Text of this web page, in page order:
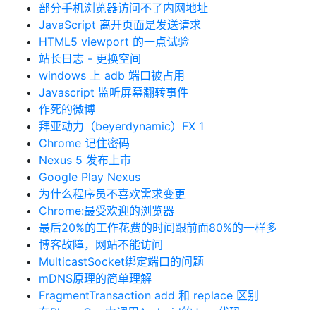
部分手机浏览器访问不了内网地址
JavaScript 离开页面是发送请求
HTML5 viewport 的一点试验
站长日志 - 更换空间
windows 上 adb 端口被占用
Javascript 监听屏幕翻转事件
作死的微博
拜亚动力（beyerdynamic）FX 1
Chrome 记住密码
Nexus 5 发布上市
Google Play Nexus
为什么程序员不喜欢需求变更
Chrome:最受欢迎的浏览器
最后20%的工作花费的时间跟前面80%的一样多
博客故障，网站不能访问
MulticastSocket绑定端口的问题
mDNS原理的简单理解
FragmentTransaction add 和 replace 区别